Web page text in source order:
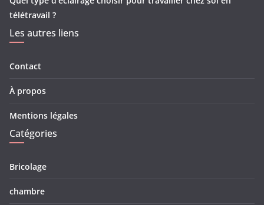
télétravail ?
Les autres liens
Contact
À propos
Mentions légales
Catégories
Bricolage
chambre